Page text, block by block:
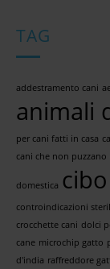
TAG
addestramento cani
animali
per cani fatti in casa
cani che non puzzano
domestica
controindicazioni
crocchette cani dolci
cane microchip gatto
d'india raffreddore